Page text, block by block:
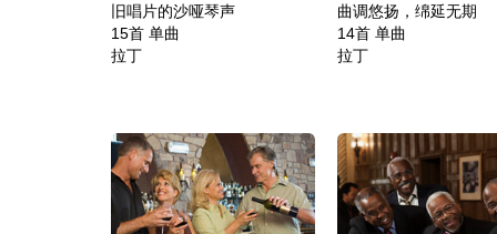
旧唱片的沙哑琴声
15首 单曲
拉丁
曲调悠扬，绵延无期
14首 单曲
拉丁